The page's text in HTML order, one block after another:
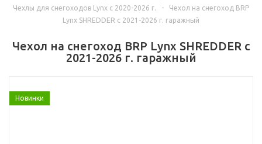
Чехлы для снегоходов Lynx с 2020-2026 г.
-
Чехол на снегоход BRP
Lynx SHREDDER с 2021-2026 г. гаражный
Чехол на снегоход BRP Lynx SHREDDER с
2021-2026 г. гаражный
Новинки